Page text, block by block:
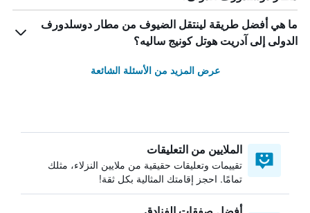
ما هي أفضل طريقة لينتقل الضيوف من مطار دوسلدورف
الدولى إلى آدريت هوتل كونيج ساليه؟
عرض المزيد من الأسئلة الشائعة
الملايين من التعليقات
تقييمات وتعليقات حقيقية من ملايين النزلاء، مثلك
تمامًا. احجز إقامتك المثالية بكل ثقة!